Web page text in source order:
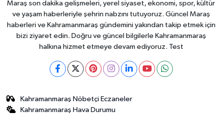
Maraş son dakika gelişmeleri, yerel siyaset, ekonomi, spor, kültür
ve yaşam haberleriyle şehrin nabzını tutuyoruz. Güncel Maraş
haberleri ve Kahramanmaraş gündemini yakından takip etmek için
bizi ziyaret edin. Doğru ve güncel bilgilerle Kahramanmaraş
halkına hizmet etmeye devam ediyoruz. Test
Kahramanmaraş Nöbetçi Eczaneler
Kahramanmaraş Hava Durumu